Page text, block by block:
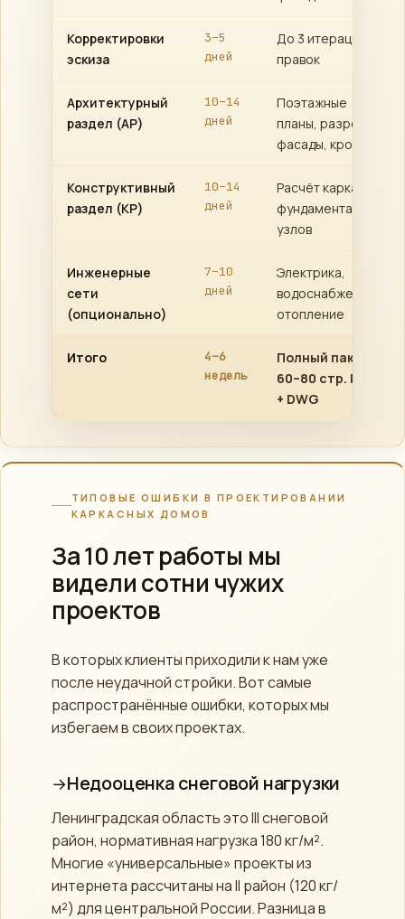
Корректировки
эскиза
3–5
дней
До 3 итераций
правок
Архитектурный
раздел (АР)
10–14
дней
Поэтажные
планы, разрезы,
фасады, кровля
Конструктивный
раздел (КР)
10–14
дней
Расчёт каркаса,
фундамента,
узлов
Инженерные
сети
(опционально)
7–10
дней
Электрика,
водоснабжение,
отопление
Итого
4–6
недель
Полный пакет
60–80 стр. PDF
+ DWG
ТИПОВЫЕ ОШИБКИ В ПРОЕКТИРОВАНИИ
КАРКАСНЫХ ДОМОВ
За 10 лет работы мы
видели сотни чужих
проектов
В которых клиенты приходили к нам уже
после неудачной стройки. Вот самые
распространённые ошибки, которых мы
избегаем в своих проектах.
Недооценка снеговой нагрузки
Ленинградская область это III снеговой
район, нормативная нагрузка 180 кг/м².
Многие «универсальные» проекты из
интернета рассчитаны на II район (120 кг/
м²) для центральной России. Разница в